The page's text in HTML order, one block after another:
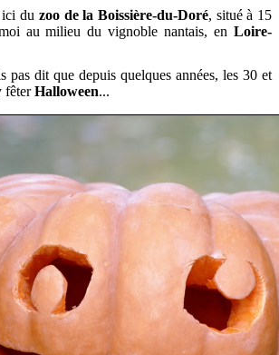
ici du zoo de la Boissière-du-Doré, situé à 15
au milieu du vignoble nantais, en Loire-
pas dit que depuis quelques années, les 30 et
fêterHalloween...